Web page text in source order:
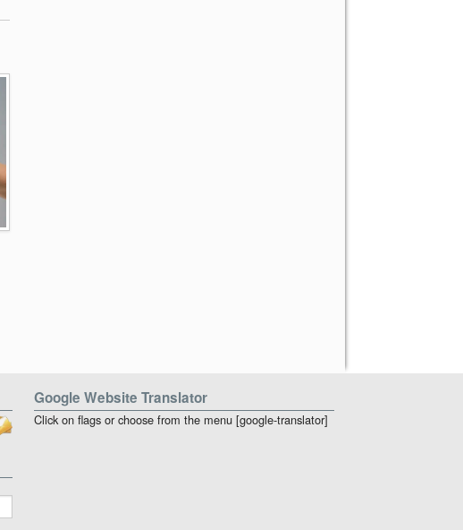
Google Website Translator
Click on flags or choose from the menu [google-translator]